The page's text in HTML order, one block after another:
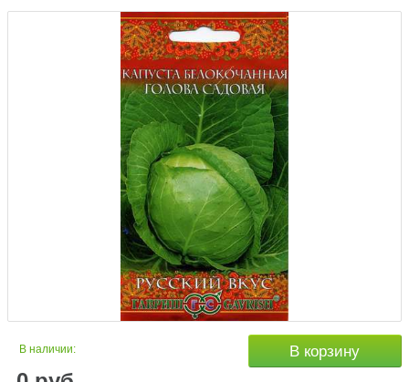
В наличии: В корзину